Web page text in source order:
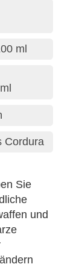
ml
Cordura
Sie
und